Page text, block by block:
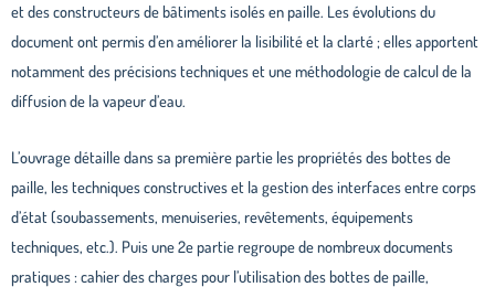
et des constructeurs de bâtiments isolés en paille. Les évolutions du
document ont permis d’en améliorer la lisibilité et la clarté ; elles apportent
notamment des précisions techniques et une méthodologie de calcul de la
diffusion de la vapeur d’eau.
L’ouvrage détaille dans sa première partie les propriétés des bottes de
paille, les techniques constructives et la gestion des interfaces entre corps
d’état (soubassements, menuiseries, revêtements, équipements
techniques, etc.). Puis une 2e partie regroupe de nombreux documents
pratiques : cahier des charges pour l’utilisation des bottes de paille,